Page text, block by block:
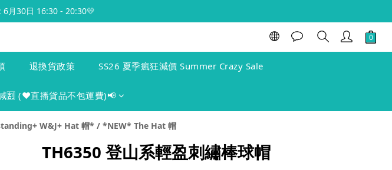
月30日 16:30 - 20:30💛
退換貨政策 SS26 夏季瘋狂減價 Summer Crazy Sale
🈹 (♥️直播貨品不包運費)📢
W&J+ Hat 帽* / *NEW* The Hat 帽
TH6350 登山系輕盈刺繡棒球帽
立即購買